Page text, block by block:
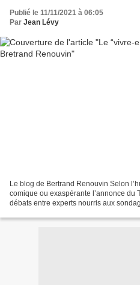
Publié le 11/11/2021 à 06:05
Par Jean Lévy
Le blog de Bertrand Renouvin Selon
comique ou exaspérante l’annonce du
débats entre experts nourris aux